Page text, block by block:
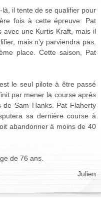
il tente de se qualifier pour
fois à cette épreuve. Pat
une Kurtis Kraft, mais il
mais n'y parviendra pas.
place. Cette saison, Pat
le seul pilote à être passé
par mener la course après
Sam Hanks. Pat Flaherty
sa dernière course à
abandonner à moins de 40
de 76 ans.
Julien